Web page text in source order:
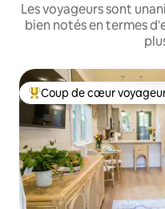
Les voyageurs sont
bien notés en termes
Coups de cœur
Coup de cœur